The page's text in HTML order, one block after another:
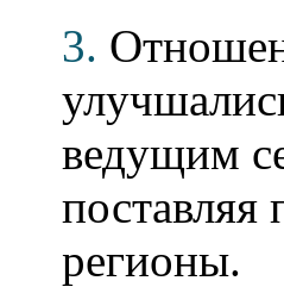
3.
ведущим
поставляя
регионы.